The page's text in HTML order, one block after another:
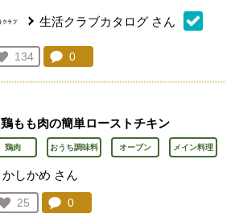
生活クラブカタログ さん
お気に入り登録：
134
人が登録
コメント：
0
鶏もも肉の簡単ローストチキン
鶏肉 おうち調味料 オーブン メイン料理
かしかめ さん
お気に入り登録：
25
人が登録
コメント：
0